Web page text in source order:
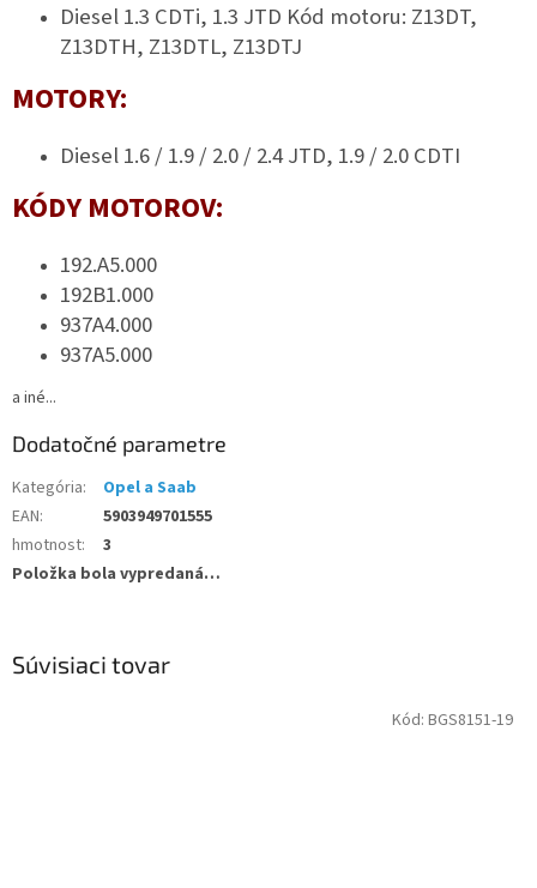
Súvisiaci tovar
Kód: BGS8151-19
Diesel 1.3 CDTi, 1.3 JTD Kód motoru: Z13DT,
Z13DTH, Z13DTL, Z13DTJ
MOTORY:
Diesel 1.6 / 1.9 / 2.0 / 2.4 JTD, 1.9 / 2.0 CDTI
KÓDY MOTOROV:
192.A5.000
192B1.000
937A4.000
937A5.000
a iné...
Dodatočné parametre
Kategória:
Opel a Saab
EAN:
5903949701555
hmotnost:
3
Položka bola vypredaná…